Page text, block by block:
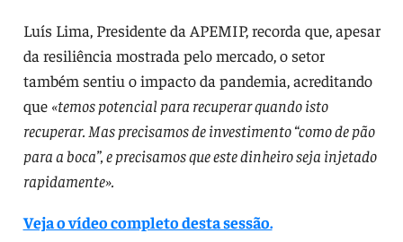
Luís Lima, Presidente da APEMIP, recorda que, apesar
da resiliência mostrada pelo mercado, o setor
também sentiu o impacto da pandemia, acreditando
que «temos potencial para recuperar quando isto
recuperar. Mas precisamos de investimento “como de pão
para a boca”, e precisamos que este dinheiro seja injetado
rapidamente».
Veja o vídeo completo desta sessão.